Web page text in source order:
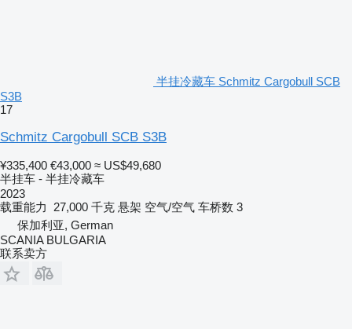
半挂冷藏车 Schmitz Cargobull SCB
S3B
17
Schmitz Cargobull SCB S3B
¥335,400 €43,000 ≈ US$49,680
半挂车 - 半挂冷藏车
2023
载重能力
27,000 千克 悬架 空气/空气 车桥数 3
保加利亚, German
SCANIA BULGARIA
联系卖方